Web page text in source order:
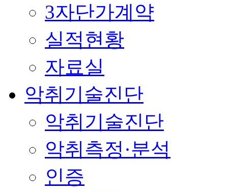
3자단가계약
실적현황
자료실
악취기술진단
악취기술진단
악취측정·분석
인증